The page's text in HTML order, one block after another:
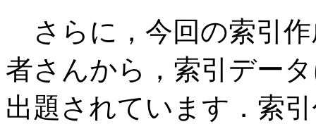
さらに，今回の索引
者さんから，索引デー
出題されています．索